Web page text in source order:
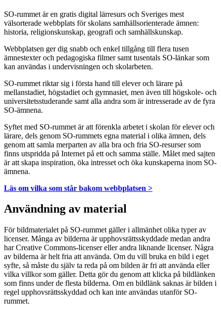
SO-rummet är en gratis digital lärresurs och Sveriges mest
välsorterade webbplats för skolans samhällsorienterade ämnen:
historia, religionskunskap, geografi och samhällskunskap.
Webbplatsen ger dig snabb och enkel tillgång till flera tusen
ämnestexter och pedagogiska filmer samt tusentals SO-länkar som
kan användas i undervisningen och skolarbeten.
SO-rummet riktar sig i första hand till elever och lärare på
mellanstadiet, högstadiet och gymnasiet, men även till högskole- och
universitetsstuderande samt alla andra som är intresserade av de fyra
SO-ämnena.
Syftet med SO-rummet är att förenkla arbetet i skolan för elever och
lärare, dels genom SO-rummets egna material i olika ämnen, dels
genom att samla merparten av alla bra och fria SO-resurser som
finns utspridda på Internet på ett och samma ställe. Målet med sajten
är att skapa inspiration, öka intresset och öka kunskaperna inom SO-
ämnena.
Läs om vilka som står bakom webbplatsen >
Användning av material
För bildmaterialet på SO-rummet gäller i allmänhet olika typer av
licenser. Många av bilderna är upphovsrättsskyddade medan andra
har Creative Commons-licenser eller andra liknande licenser. Några
av bilderna är helt fria att använda. Om du vill bruka en bild i eget
syfte, så måste du själv ta reda på om bilden är fri att använda eller
vilka villkor som gäller. Detta gör du genom att klicka på bildlänken
som finns under de flesta bilderna. Om en bildlänk saknas är bilden i
regel upphovsrättsskyddad och kan inte användas utanför SO-
rummet.